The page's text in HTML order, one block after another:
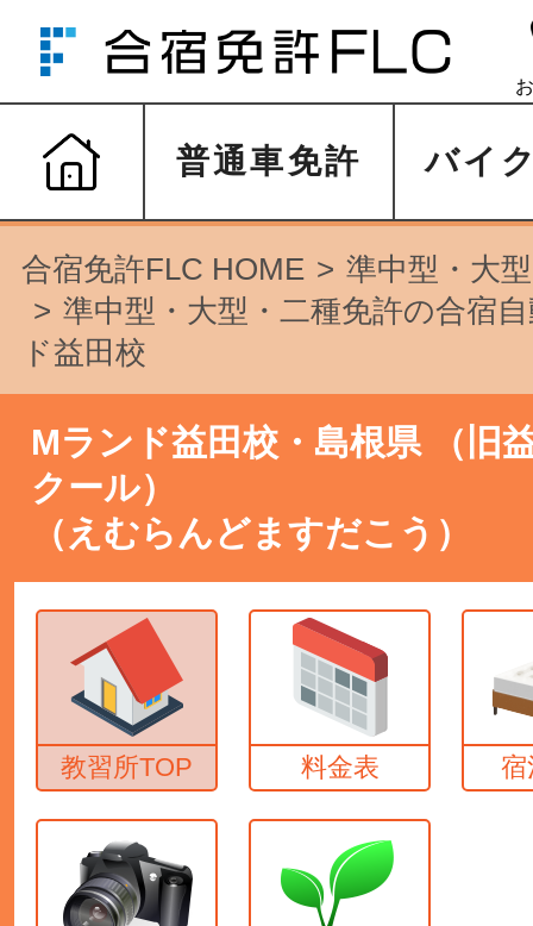
普通車免許 バイ
合宿免許FLC HOME
準中型・大
準中型・大型・二種免許の合宿
ド益田校
Mランド益田校・島根県
（旧
クール）
（えむらんどますだこう）
教習所TOP 料金表 宿